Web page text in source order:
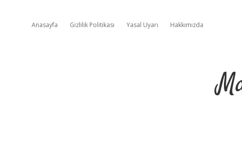
Anasayfa Gizlilik Politikası Yasal Uyarı Hakkımızda